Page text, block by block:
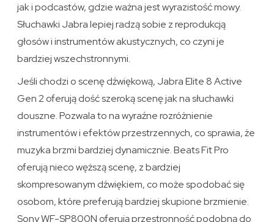
jak i podcastów, gdzie ważna jest wyrazistość mowy.
Słuchawki Jabra lepiej radzą sobie z reprodukcją
głosów i instrumentów akustycznych, co czyni je
bardziej wszechstronnymi.
Jeśli chodzi o scenę dźwiękową, Jabra Elite 8 Active
Gen 2 oferują dość szeroką scenę jak na słuchawki
douszne. Pozwala to na wyraźne rozróżnienie
instrumentów i efektów przestrzennych, co sprawia, że
muzyka brzmi bardziej dynamicznie. Beats Fit Pro
oferują nieco węższą scenę, z bardziej
skompresowanym dźwiękiem, co może spodobać się
osobom, które preferują bardziej skupione brzmienie.
Sony WF-SP800N oferują przestronność podobną do